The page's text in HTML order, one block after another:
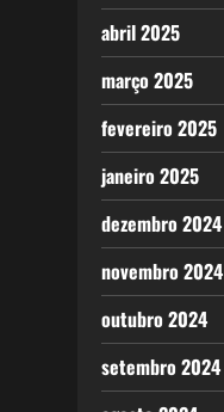
abril 2025
março 2025
fevereiro 2025
janeiro 2025
dezembro 2024
novembro 2024
outubro 2024
setembro 2024